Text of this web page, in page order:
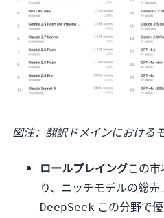
図注：翻訳ドメインにおける
ロールプレイングこの
り、ニッチモデルの総売
DeepSeek この分野で